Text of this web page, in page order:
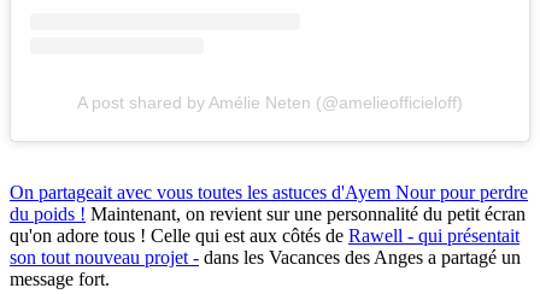
A post shared by Amélie Neten (@amelieofficieloff)
On partageait avec vous toutes les astuces d'Ayem Nour pour perdre
du poids ! Maintenant, on revient sur une personnalité du petit écran
qu'on adore tous ! Celle qui est aux côtés de Rawell - qui présentait
son tout nouveau projet - dans les Vacances des Anges a partagé un
message fort.